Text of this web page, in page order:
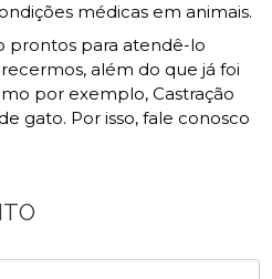
médicas em animais.
prontos para atendê-lo
além do que já foi
por exemplo, Castração
gato. Por isso, fale conosco